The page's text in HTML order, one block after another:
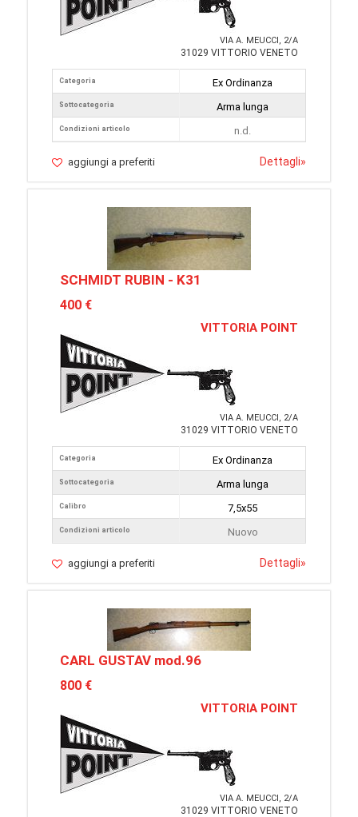
VIA A. MEUCCI, 2/A
31029 VITTORIO VENETO
Categoria
Sottocategoria
Condizioni articolo
Ex Ordinanza
Arma lunga
n.d.
aggiungi a preferiti Dettagli»
SCHMIDT RUBIN - K31
400 €
VITTORIA POINT
VIA A. MEUCCI, 2/A
31029 VITTORIO VENETO
Categoria
Sottocategoria
Calibro
Condizioni articolo
Ex Ordinanza
Arma lunga
7,5x55
Nuovo
aggiungi a preferiti Dettagli»
CARL GUSTAV mod.96
800 €
VITTORIA POINT
VIA A. MEUCCI, 2/A
31029 VITTORIO VENETO